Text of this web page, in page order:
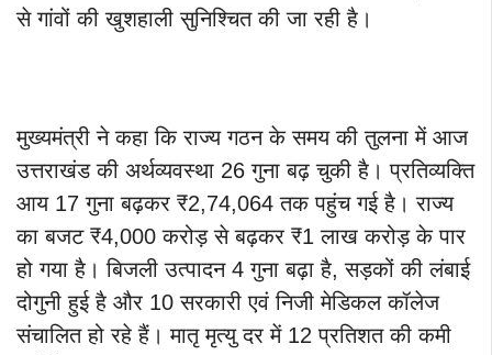
से गांवों की खुशहाली सुनिश्चित की जा रही है।
मुख्यमंत्री ने कहा कि राज्य गठन के समय की तुलना में आज
उत्तराखंड की अर्थव्यवस्था 26 गुना बढ़ चुकी है। प्रतिव्यक्ति
आय 17 गुना बढ़कर ₹2,74,064 तक पहुंच गई है। राज्य
का बजट ₹4,000 करोड़ से बढ़कर ₹1 लाख करोड़ के पार
हो गया है। बिजली उत्पादन 4 गुना बढ़ा है, सड़कों की लंबाई
दोगुनी हुई है और 10 सरकारी एवं निजी मेडिकल कॉलेज
संचालित हो रहे हैं। मातृ मृत्यु दर में 12 प्रतिशत की कमी